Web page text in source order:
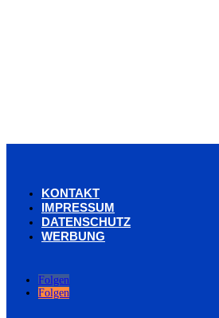
KONTAKT
IMPRESSUM
DATENSCHUTZ
WERBUNG
Folgen
Folgen